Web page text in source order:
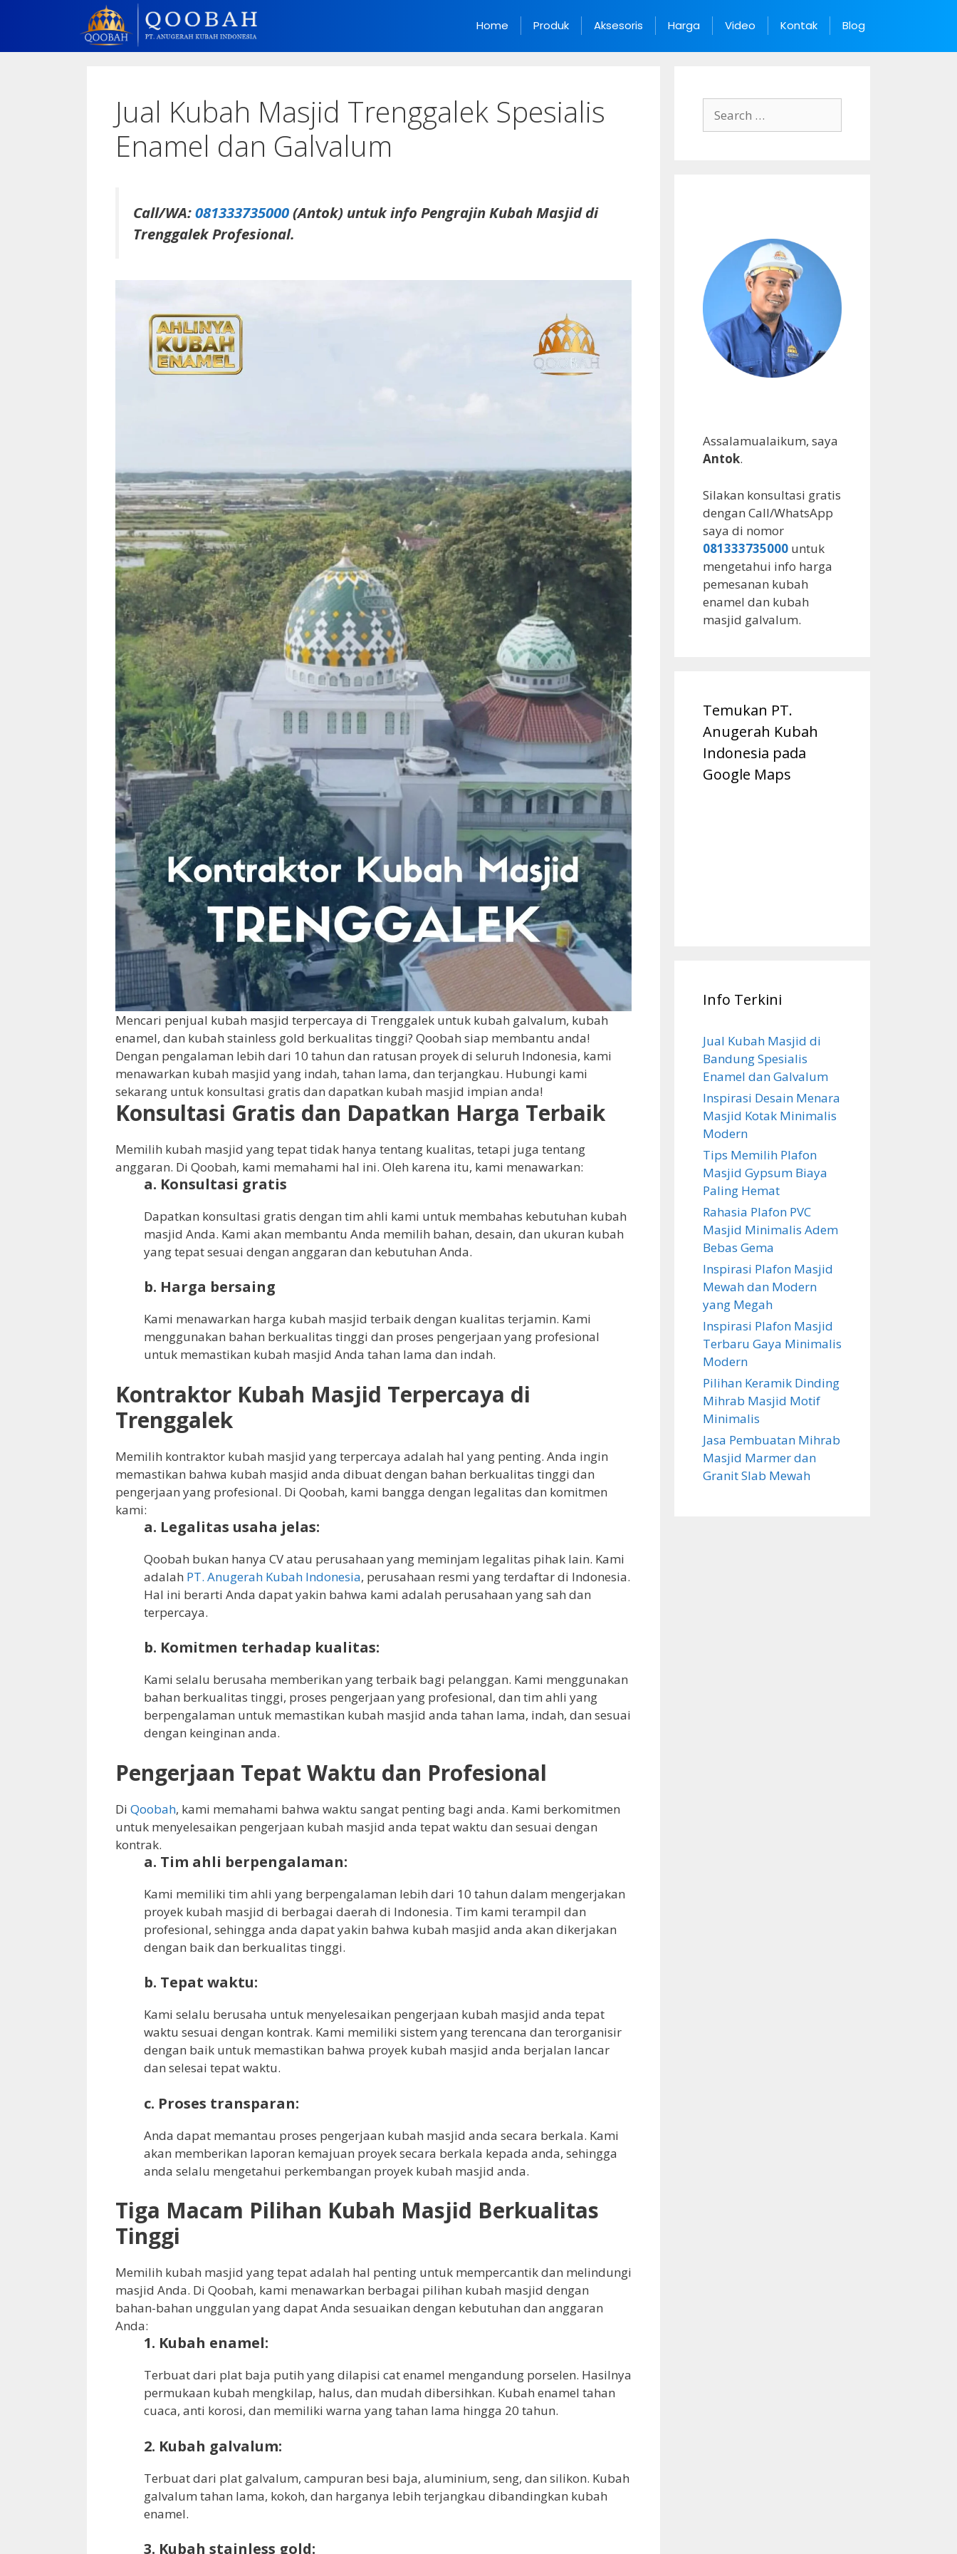
Home Produk Aksesoris Harga Video Kontak Blog
Jual Kubah Masjid Trenggalek Spesialis
Enamel dan Galvalum
Call/WA:081333735000(Antok) untuk info Pengrajin Kubah Masjid di
Trenggalek Profesional.
Mencari penjual kubah masjid terpercaya di Trenggalek untuk kubah galvalum, kubah
enamel, dan kubah stainless gold berkualitas tinggi? Qoobah siap membantu anda!
Dengan pengalaman lebih dari 10 tahun dan ratusan proyek di seluruh Indonesia, kami
menawarkan kubah masjid yang indah, tahan lama, dan terjangkau. Hubungi kami
sekarang untuk konsultasi gratis dan dapatkan kubah masjid impian anda!
Konsultasi Gratis dan Dapatkan Harga Terbaik
Memilih kubah masjid yang tepat tidak hanya tentang kualitas, tetapi juga tentang
anggaran. Di Qoobah, kami memahami hal ini. Oleh karena itu, kami menawarkan:
a. Konsultasi gratis
Dapatkan konsultasi gratis dengan tim ahli kami untuk membahas kebutuhan kubah
masjid Anda. Kami akan membantu Anda memilih bahan, desain, dan ukuran kubah
yang tepat sesuai dengan anggaran dan kebutuhan Anda.
b. Harga bersaing
Kami menawarkan harga kubah masjid terbaik dengan kualitas terjamin. Kami
menggunakan bahan berkualitas tinggi dan proses pengerjaan yang profesional
untuk memastikan kubah masjid Anda tahan lama dan indah.
Kontraktor Kubah Masjid Terpercaya di
Trenggalek
Memilih kontraktor kubah masjid yang terpercaya adalah hal yang penting. Anda ingin
memastikan bahwa kubah masjid anda dibuat dengan bahan berkualitas tinggi dan
pengerjaan yang profesional. Di Qoobah, kami bangga dengan legalitas dan komitmen
kami:
a. Legalitas usaha jelas:
Qoobah bukan hanya CV atau perusahaan yang meminjam legalitas pihak lain. Kami
adalah PT. Anugerah Kubah Indonesia, perusahaan resmi yang terdaftar di Indonesia.
Hal ini berarti Anda dapat yakin bahwa kami adalah perusahaan yang sah dan
terpercaya.
b. Komitmen terhadap kualitas:
Kami selalu berusaha memberikan yang terbaik bagi pelanggan. Kami menggunakan
bahan berkualitas tinggi, proses pengerjaan yang profesional, dan tim ahli yang
berpengalaman untuk memastikan kubah masjid anda tahan lama, indah, dan sesuai
dengan keinginan anda.
Pengerjaan Tepat Waktu dan Profesional
Di Qoobah, kami memahami bahwa waktu sangat penting bagi anda. Kami berkomitmen
untuk menyelesaikan pengerjaan kubah masjid anda tepat waktu dan sesuai dengan
kontrak.
a. Tim ahli berpengalaman:
Kami memiliki tim ahli yang berpengalaman lebih dari 10 tahun dalam mengerjakan
proyek kubah masjid di berbagai daerah di Indonesia. Tim kami terampil dan
profesional, sehingga anda dapat yakin bahwa kubah masjid anda akan dikerjakan
dengan baik dan berkualitas tinggi.
b. Tepat waktu:
Kami selalu berusaha untuk menyelesaikan pengerjaan kubah masjid anda tepat
waktu sesuai dengan kontrak. Kami memiliki sistem yang terencana dan terorganisir
dengan baik untuk memastikan bahwa proyek kubah masjid anda berjalan lancar
dan selesai tepat waktu.
c. Proses transparan:
Anda dapat memantau proses pengerjaan kubah masjid anda secara berkala. Kami
akan memberikan laporan kemajuan proyek secara berkala kepada anda, sehingga
anda selalu mengetahui perkembangan proyek kubah masjid anda.
Tiga Macam Pilihan Kubah Masjid Berkualitas
Tinggi
Memilih kubah masjid yang tepat adalah hal penting untuk mempercantik dan melindungi
masjid Anda. Di Qoobah, kami menawarkan berbagai pilihan kubah masjid dengan
bahan-bahan unggulan yang dapat Anda sesuaikan dengan kebutuhan dan anggaran
Anda:
1. Kubah enamel:
Terbuat dari plat baja putih yang dilapisi cat enamel mengandung porselen. Hasilnya
permukaan kubah mengkilap, halus, dan mudah dibersihkan. Kubah enamel tahan
cuaca, anti korosi, dan memiliki warna yang tahan lama hingga 20 tahun.
2. Kubah galvalum:
Terbuat dari plat galvalum, campuran besi baja, aluminium, seng, dan silikon. Kubah
galvalum tahan lama, kokoh, dan harganya lebih terjangkau dibandingkan kubah
enamel.
3. Kubah stainless gold:
Assalamualaikum, saya
Antok.
Silakan konsultasi gratis
dengan Call/WhatsApp
saya di nomor
081333735000 untuk
mengetahui info harga
pemesanan kubah
enamel dan kubah
masjid galvalum.
Temukan PT.
Anugerah Kubah
Indonesia pada
Google Maps
Info Terkini
Jual Kubah Masjid di
Bandung Spesialis
Enamel dan Galvalum
Inspirasi Desain Menara
Masjid Kotak Minimalis
Modern
Tips Memilih Plafon
Masjid Gypsum Biaya
Paling Hemat
Rahasia Plafon PVC
Masjid Minimalis Adem
Bebas Gema
Inspirasi Plafon Masjid
Mewah dan Modern
yang Megah
Inspirasi Plafon Masjid
Terbaru Gaya Minimalis
Modern
Pilihan Keramik Dinding
Mihrab Masjid Motif
Minimalis
Jasa Pembuatan Mihrab
Masjid Marmer dan
Granit Slab Mewah